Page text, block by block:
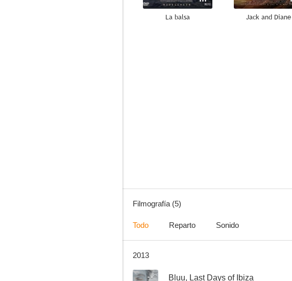
La balsa Jack and Diane
Filmografía (5)
Todo Reparto Sonido
2013
-- Bluu, Last Days of Ibiza